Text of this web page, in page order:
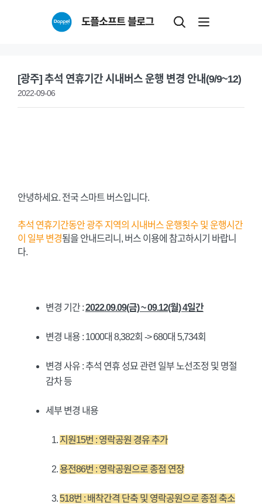
도플소프트 블로그
[광주] 추석 연휴기간 시내버스 운행 변경 안내(9/9~12)
2022-09-06
안녕하세요. 전국 스마트 버스입니다.
추석 연휴기간동안 광주 지역의 시내버스 운행횟수 및 운행시간
이 일부 변경됨을 안내드리니, 버스 이용에 참고하시기 바랍니
다.
변경 기간 :2022.09.09(금) ~ 09.12(월) 4일간
변경 내용 : 1000대 8,382회 -> 680대 5,734회
변경 사유 : 추석 연휴 성묘 관련 일부 노선조정 및 명절
감차 등
세부 변경 내용
지원15번 : 영락공원 경유 추가
용전86번 : 영락공원으로 종점 연장
518번 : 배착간격 단축 및 영락공원으로 종점 축소